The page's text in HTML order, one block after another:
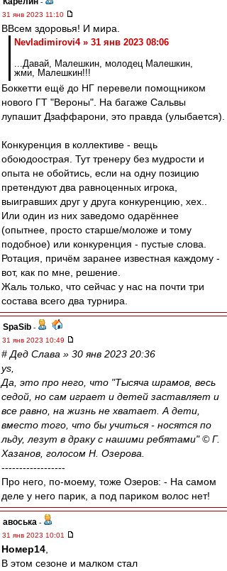
-
31 янв 2023 11:10
ВВсем здоровья! И мира.
Nevladimirovi4 » 31 янв 2023 08:06
...Давай, Малешкин, молодец Малешкин,
жми, Малешкин!!!
Боккетти ещё до НГ перевели помощником
нового ГТ "Вероны". На багаже Сальвы
лупашит Дзаффарони, это правда (улыбается).
Конкуренция в коллективе - вещь
обоюдоострая. Тут тренеру без мудрости и
опыта не обойтись, если на одну позицию
претендуют два равноценных игрока,
выигравших друг у друга конкуренцию, хех..
Или один из них заведомо одарённее
(опытнее, просто старше/моложе и тому
подобное) или конкуренция - пустые слова.
Ротация, причём заранее известная каждому -
вот, как по мне, решение.
Жаль только, что сейчас у нас на почти три
состава всего два турнира.
SpaSib -
31 янв 2023 10:49
# Дед Слава » 30 янв 2023 20:36
ys,
Да, это про него, что "Тысяча шрамов, весь
седой, но сам играет и детей заставляет и
все равно, на жизнь не хватает. А дети,
вместо того, что бы учиться - носятся по
льду, лезут в драку с нашими ребятами" © Г.
Хазанов, голосом Н. Озерова.
------------------
Про него, по-моему, тоже Озеров: - На самом
деле у него парик, а под париком волос нет!
авоська -
31 янв 2023 10:01
Номер14
В этом сезоне и малком стал